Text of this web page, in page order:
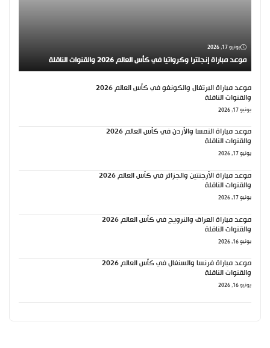
يونيو 17, 2026
موعد مباراة إنجلترا وكرواتيا في كأس العالم 2026 والقنوات الناقلة
موعد مباراة البرتغال والكونغو في كأس العالم 2026
والقنوات الناقلة
يونيو 17, 2026
موعد مباراة النمسا والأردن في كأس العالم 2026
والقنوات الناقلة
يونيو 17, 2026
موعد مباراة الأرجنتين والجزائر في كأس العالم 2026
والقنوات الناقلة
يونيو 17, 2026
موعد مباراة العراق والنرويج في كأس العالم 2026
والقنوات الناقلة
يونيو 16, 2026
موعد مباراة فرنسا والسنغال في كأس العالم 2026
والقنوات الناقلة
يونيو 16, 2026